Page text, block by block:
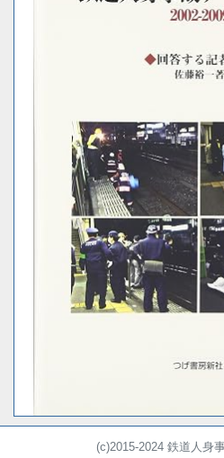
(c)2015-2024 鉄道人身